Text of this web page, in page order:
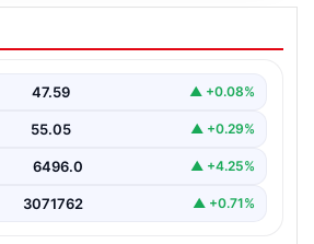
kimdir? Yeni Hava
Rafet Dalkıran’ın
47.59 ▲ +0.08%
55.05 ▲ +0.29%
6496.0 ▲ +4.25%
3071762 ▲ +0.71%